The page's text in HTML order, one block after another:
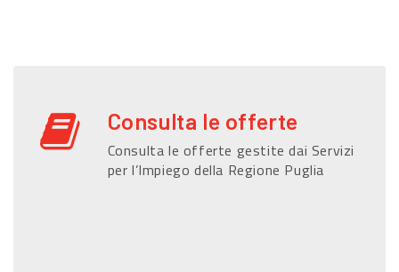
Consulta le offerte
Consulta le offerte gestite dai Servizi
per l’Impiego della Regione Puglia